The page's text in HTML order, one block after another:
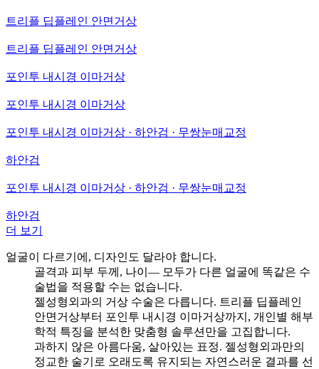
트리플 딥플레인 안면거상
트리플 딥플레인 안면거상
포인투 내시경 이마거상
포인투 내시경 이마거상
포인투 내시경 이마거상 · 하안검 · 무쌍눈매교정
하안검
포인투 내시경 이마거상 · 하안검 · 무쌍눈매교정
하안검
더 보기
얼굴이 다르기에, 디자인도 달라야 합니다.
골격과 피부 두께, 나이— 모두가 다른 얼굴에 똑같은 수
술법을 적용할 수는 없습니다.
젤성형외과의 거상 수술은 다릅니다. 트리플 딥플레인
안면거상부터 포인투 내시경 이마거상까지, 개인별 해부
학적 특징을 분석한 맞춤형 솔루션만을 고집합니다.
과하지 않은 아름다움, 살아있는 표정. 젤성형외과만의
정교한 술기로 오래도록 유지되는 자연스러운 결과를 선